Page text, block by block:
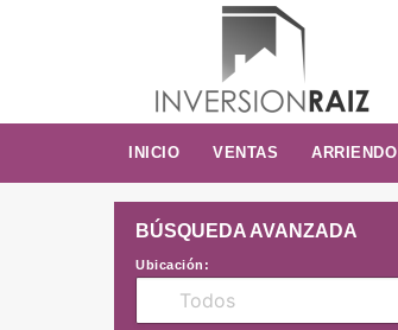
INICIO VENTAS ARRIENDO
BÚSQUEDA AVANZADA
Ubicación: